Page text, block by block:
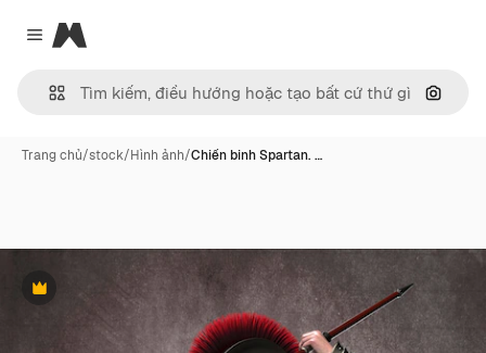
Close menu
Magnific
Tìm
Trang chủ/stock/Hình ảnh/Chiến binh Spartan. …
Phần thưởng